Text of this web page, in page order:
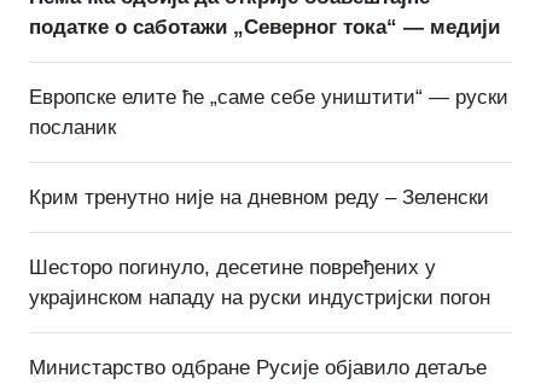
податке о саботажи „Северног тока“ — медији
Европске елите ће „саме себе уништити“ — руски
посланик
Крим тренутно није на дневном реду – Зеленски
Шесторо погинуло, десетине повређених у
украјинском нападу на руски индустријски погон
Министарство одбране Русије објавило детаље